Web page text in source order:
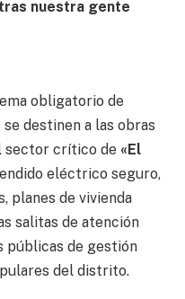
nuestra gente
obligatorio de
destinen a las obras
sector crítico de «El
eléctrico seguro,
planes de vivienda
salitas de atención
públicas de gestión
del distrito.